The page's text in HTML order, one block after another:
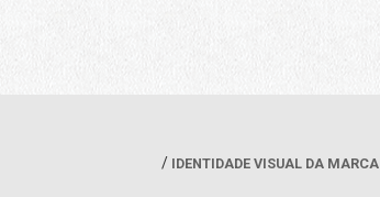
IDENTIDADE VISUAL DA MARCA